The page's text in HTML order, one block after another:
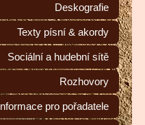
Deskografie
Texty písní & akordy
Sociální a hudební sítě
Rozhovory
Informace pro pořadatele